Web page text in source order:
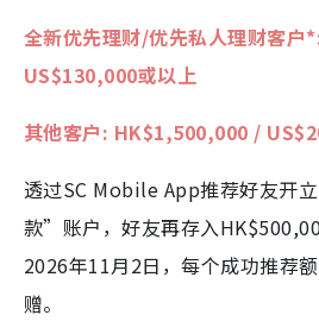
全新优先理财/优先私人理财客
US$130,000或以上
其他客户: HK$1,500,000 /
透过SC Mobile App推荐好友开
款”账户，好友再存入
2026年11月2日，每个成功推荐
赠。